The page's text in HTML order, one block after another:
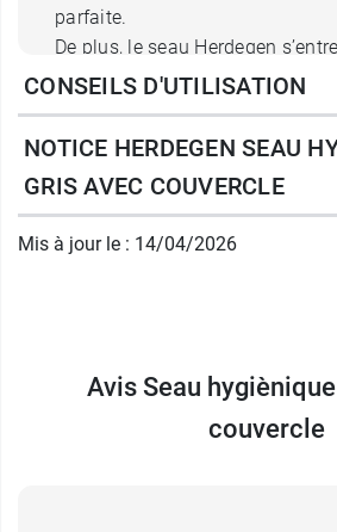
parfaite.
De plus, le seau Herdegen
grâce à sa matière en plastique
Les laboratoires Herdegen,
entretiennent une relation
matériel médical toujours plus
la literie, ainsi qu'une gamme
Caractéristiques
CONSEILS D'UTILISATION
NOTICE HERDEGEN SEAU
GRIS AVEC COUVERCLE
Mis à jour le : 14/04/2026
Avis Seau
couvercle